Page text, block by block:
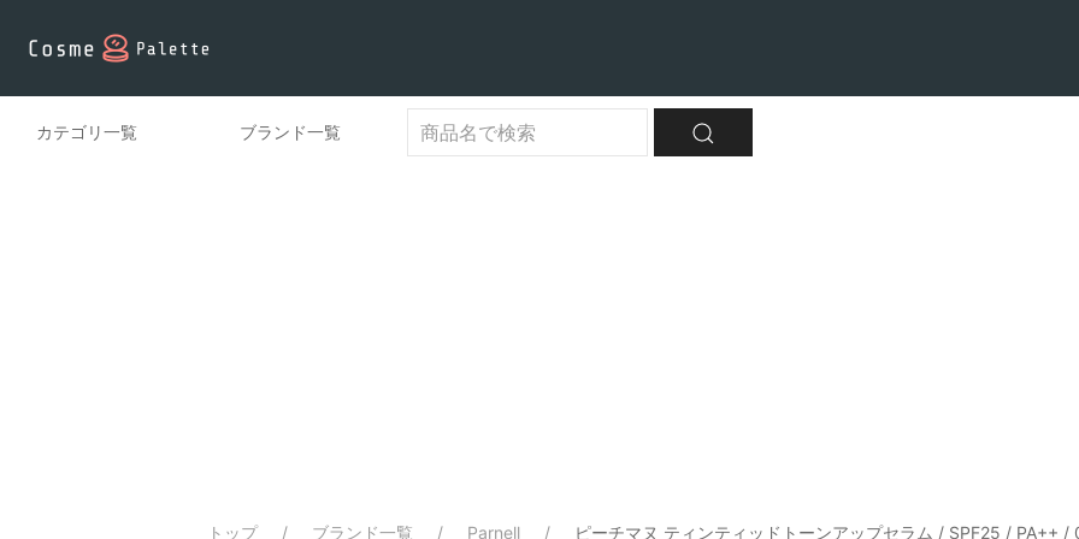
カテゴリ一覧 ブランド一覧
トップ ブランド一覧 Parnell ピーチマヌ ティンティッドトーンアップセラム / SPF25 / PA++ /